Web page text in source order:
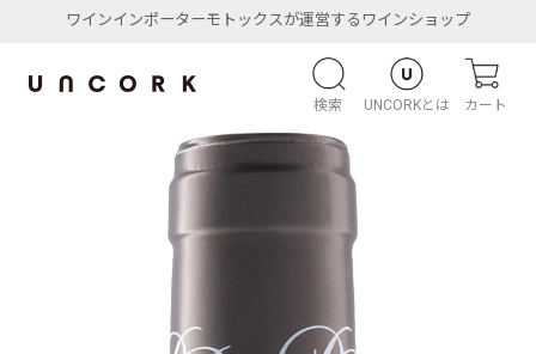
ワインインポーターモトックスが運営するワインショップ
検索 UNCORKとは カート